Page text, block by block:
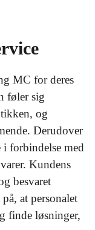
MC for deres
føler sig
og
Derudover
i forbindelse med
Kundens
besvaret
at personalet
finde løsninger,